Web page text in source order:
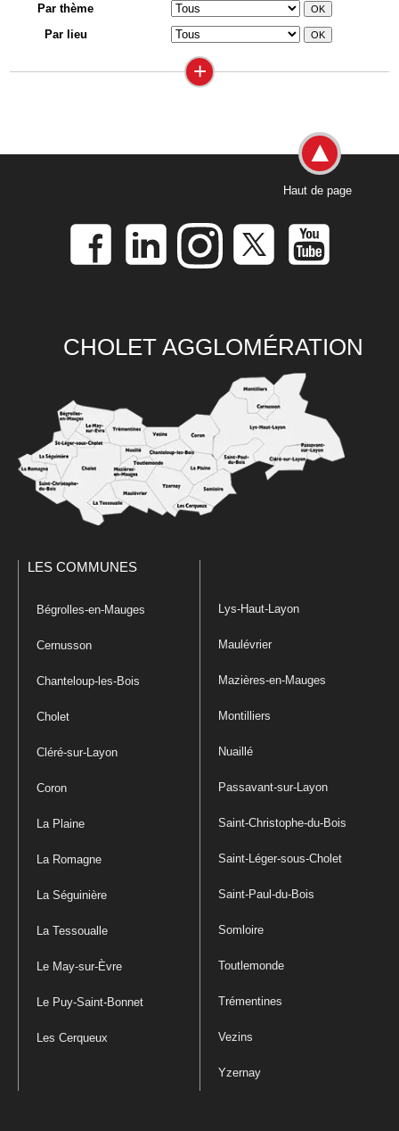
Par thème
Par lieu
+
Haut de page
CHOLET AGGLOMÉRATION
LES COMMUNES
Bégrolles-en-Mauges
Cernusson
Chanteloup-les-Bois
Cholet
Cléré-sur-Layon
Coron
La Plaine
La Romagne
La Séguinière
La Tessoualle
Le May-sur-Èvre
Le Puy-Saint-Bonnet
Les Cerqueux
Lys-Haut-Layon
Maulévrier
Mazières-en-Mauges
Montilliers
Nuaillé
Passavant-sur-Layon
Saint-Christophe-du-Bois
Saint-Léger-sous-Cholet
Saint-Paul-du-Bois
Somloire
Toutlemonde
Trémentines
Vezins
Yzernay